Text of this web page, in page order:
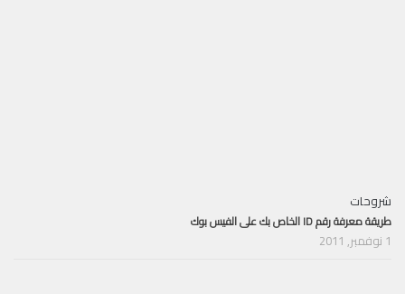
شروحات
طريقة معرفة رقم ID الخاص بك على الفيس بوك